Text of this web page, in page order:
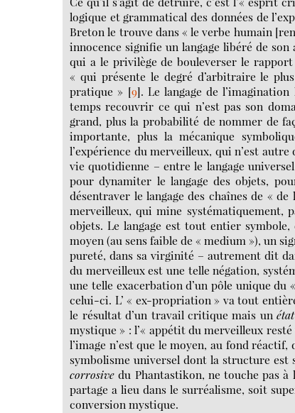
logique et grammatical des données de
Breton le trouve dans « le verbe humain
innocence signifie un langage libéré de son
qui a le privilège de bouleverser le
« qui présente le degré d’arbitraire le
pratique » [9]. Le langage de
temps recouvrir ce qui n’est pas son
grand, plus la probabilité de nommer de
importante, plus la mécanique
l’expérience du merveilleux, qui n’est
vie quotidienne – entre le langage
pour dynamiter le langage des objets,
désentraver le langage des chaînes de «
merveilleux, qui mine systématiquement,
objets. Le langage est tout entier symbole,
moyen (au sens faible de « medium »), un
pureté, dans sa virginité – autrement dit
du merveilleux est une telle négation,
une telle exacerbation d’un pôle unique du
celui-ci. L’ « ex-propriation » va tout
le résultat d’un travail critique mais un
mystique » : l’« appétit du merveilleux resté
l’image n’est que le moyen, au fond
symbolisme universel dont la structure est
corrosive du Phantastikon, ne touche pas
partage a lieu dans le surréalisme, soit
conversion mystique.